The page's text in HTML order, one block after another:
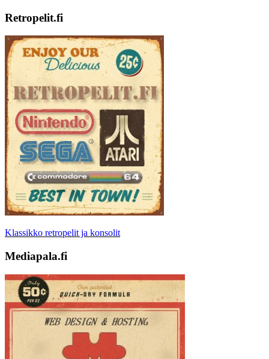
Retropelit.fi
Klassikko retropelit ja konsolit
Mediapala.fi